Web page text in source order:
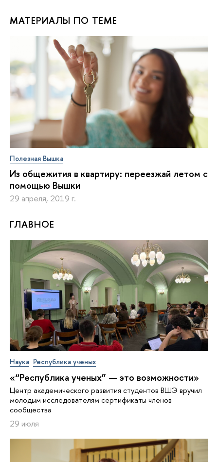
МАТЕРИАЛЫ ПО ТЕМЕ
Полезная Вышка
Из общежития в квартиру: переезжай летом с
помощью Вышки
29 апреля, 2019 г.
ГЛАВНОЕ
Наука Республика ученых
«“Республика ученых” — это возможности»
Центр академического развития студентов ВШЭ вручил
молодым исследователям сертификаты членов
сообщества
29 июля